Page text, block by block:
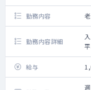
勤務内容
勤務内容詳細
平
給与